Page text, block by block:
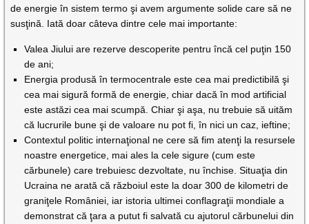
de energie în sistem termo şi avem argumente solide care să ne
susţină. Iată doar câteva dintre cele mai importante:
Valea Jiului are rezerve descoperite pentru încă cel puţin 150
de ani;
Energia produsă în termocentrale este cea mai predictibilă şi
cea mai sigură formă de energie, chiar dacă în mod artificial
este astăzi cea mai scumpă. Chiar şi aşa, nu trebuie să uităm
că lucrurile bune şi de valoare nu pot fi, în nici un caz, ieftine;
Contextul politic internaţional ne cere să fim atenţi la resursele
noastre energetice, mai ales la cele sigure (cum este
cărbunele) care trebuiesc dezvoltate, nu închise. Situaţia din
Ucraina ne arată că războiul este la doar 300 de kilometri de
graniţele României, iar istoria ultimei conflagraţii mondiale a
demonstrat că ţara a putut fi salvată cu ajutorul cărbunelui din